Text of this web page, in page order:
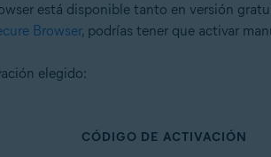
está disponible tanto en versión
Browser, podrías tener que activar
elegido:
CÓDIGO DE ACTIVACIÓN